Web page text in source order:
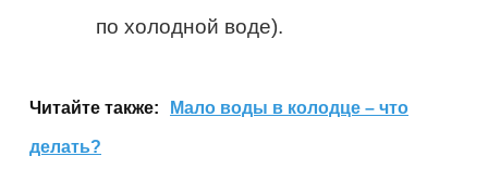
по холодной воде).
Читайте также: Мало воды в колодце – что
делать?